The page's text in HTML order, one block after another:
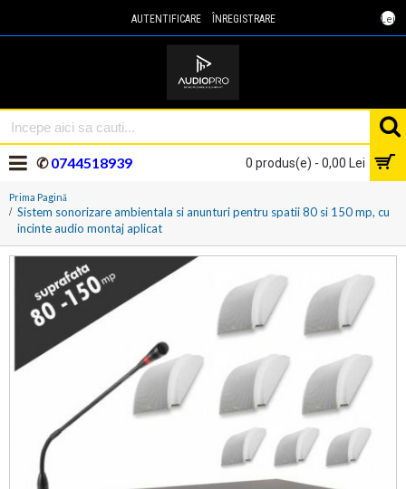
Lei
AUTENTIFICARE ÎNREGISTRARE
0 produs(e) - 0,00 Lei
✆0744518939
Prima Pagină
Sistem sonorizare ambientala si anunturi pentru spatii 80 si 150 mp, cu
incinte audio montaj aplicat